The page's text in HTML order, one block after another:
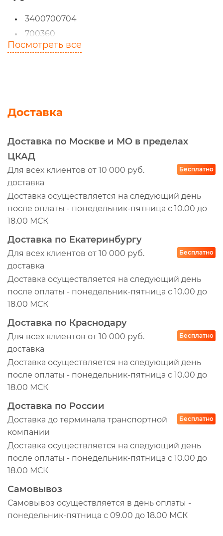
3400700704
700360
6403027180
3400700360
02401E
8306120ASX
CKZ1059YK
M9110004
3400700422
8306192ASX
100361
PT03400700704
CK0700422
230377
CK0700360
SK248003701
SK263005401
CK0700629
105164
8306120SX
092135
SK247004801
Посмотреть все
Доставка
Доставка по Москве и МО в пределах
ЦКАД
Для всех клиентов от 10 000 руб.
доставка
Бесплатно
Доставка осуществляется на следующий день
после оплаты - понедельник-пятница с 10.00 до
18.00 МСК
Доставка по Екатеринбургу
Для всех клиентов от 10 000 руб.
доставка
Бесплатно
Доставка осуществляется на следующий день
после оплаты - понедельник-пятница с 10.00 до
18.00 МСК
Доставка по Краснодару
Для всех клиентов от 10 000 руб.
доставка
Бесплатно
Доставка осуществляется на следующий день
после оплаты - понедельник-пятница с 10.00 до
18.00 МСК
Доставка по России
Доставка до терминала транспортной
компании
Бесплатно
Доставка осуществляется на следующий день
после оплаты - понедельник-пятница с 10.00 до
18.00 МСК
Самовывоз
Самовывоз осуществляется в день оплаты -
понедельник-пятница с 09.00 до 18.00 МСК